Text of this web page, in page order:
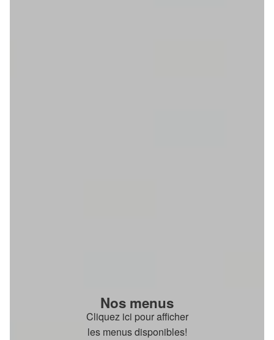
Nos menus
Cliquez ici pour afficher
les menus disponibles!